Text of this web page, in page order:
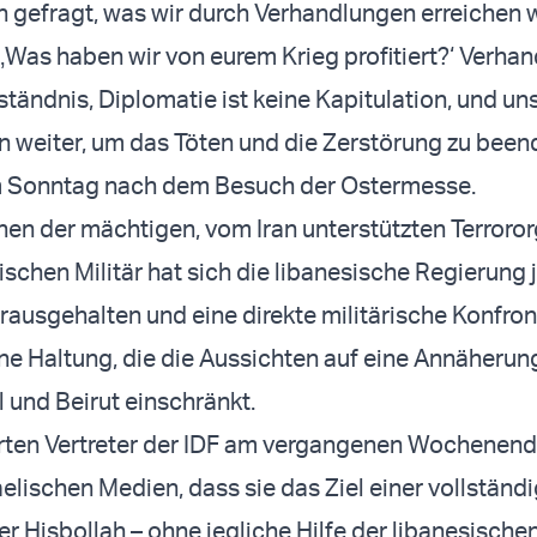
gefragt, was wir durch Verhandlungen erreichen
haben wir von eurem Krieg profitiert?‘
Diplomatie ist keine Kapitulation, und
weiter, um das Töten und die Zerstörung zu
nach dem Besuch der Ostermesse.
der mächtigen, vom Iran unterstützten
Militär hat sich die libanesische Regierung
und eine direkte militärische
Haltung, die die Aussichten auf eine
und Beirut einschränkt.
Vertreter der IDF am vergangenen
Medien, dass sie das Ziel einer
Hisbollah – ohne jegliche Hilfe der